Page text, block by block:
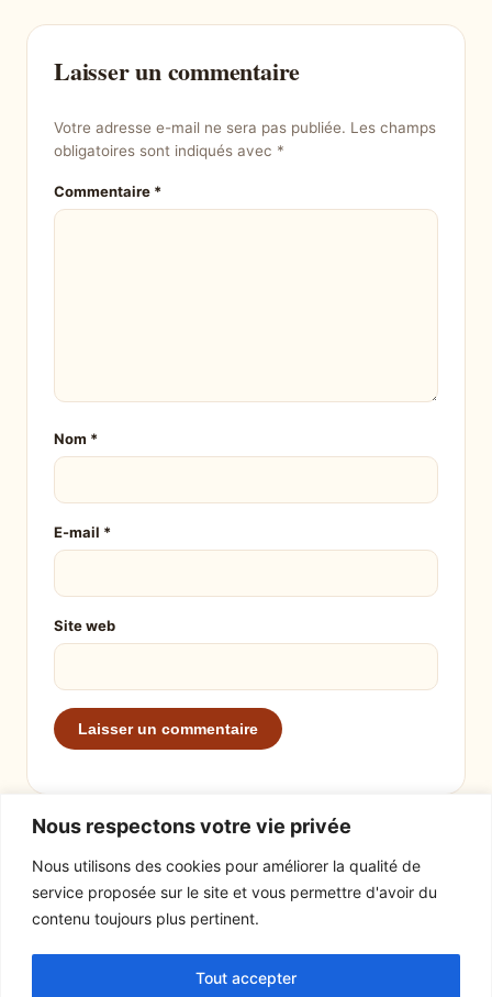
Nous respectons votre vie privée
Nous utilisons des cookies pour améliorer la qualité de
service proposée sur le site et vous permettre d'avoir du
contenu toujours plus pertinent.
Tout accepter
Laisser un commentaire
Votre adresse e-mail ne sera pas publiée. Les champs
obligatoires sont indiqués avec *
Commentaire *
Nom *
E-mail *
Site web
Actualités